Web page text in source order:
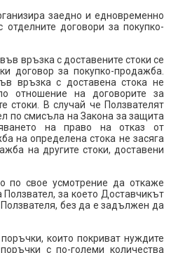
заедно и едновременно
отделните договори за покупко-
връзка с доставените стоки се
договор за покупко-продажба.
връзка с доставена стока не
отношение на договорите за
стоки. В случай че Ползвателят
по смисъла на Закона за защита
на право на отказ от
на определена стока не засяга
на другите стоки, доставени
по свое усмотрение да откаже
за което Доставчикът
без да е задължен да
които покриват нуждите
с по-големи количества